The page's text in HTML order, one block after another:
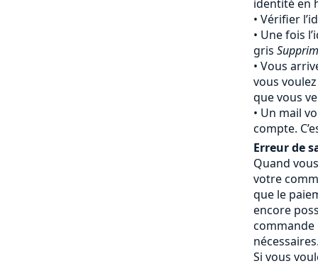
identité en
Vérifier
Une fois
gris
Vous
vous
que vous
Un mail
compte.
Erreur de
Quand
votre
que le
encore
commande
Si vous